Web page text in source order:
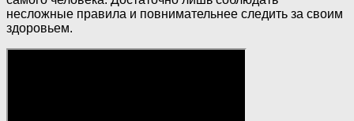
несложные правила и повнимательнее следить за своим
здоровьем.